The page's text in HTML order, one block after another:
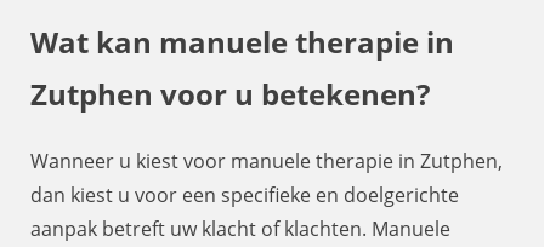
Wat kan manuele therapie in
Zutphen voor u betekenen?
Wanneer u kiest voor manuele therapie in Zutphen,
dan kiest u voor een specifieke en doelgerichte
aanpak betreft uw klacht of klachten. Manuele